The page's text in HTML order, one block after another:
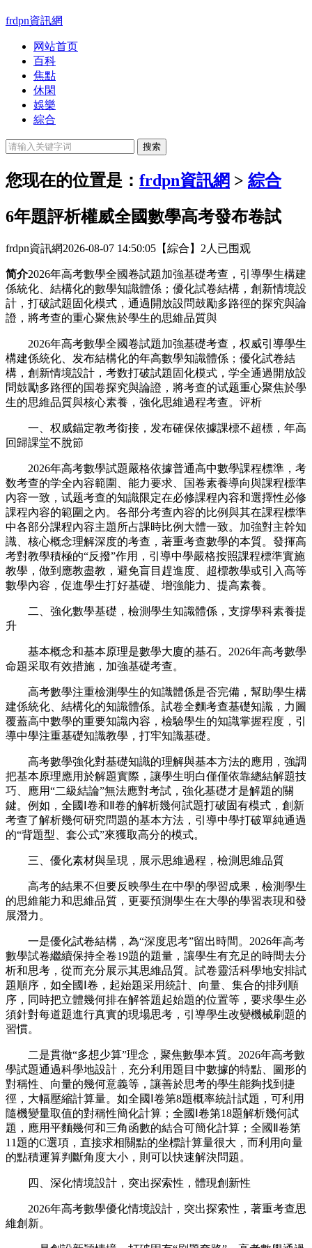
frdpn資訊網
网站首页
百科
焦點
休閑
娛樂
綜合
您现在的位置是： frdpn資訊網 > 綜合
6年題評析權威全國數學高考發布卷試
frdpn資訊網2026-08-07 14:50:05 【綜合】 2人已围观
简介2026年高考數學全國卷試題加強基礎考查，引導學生構建
係統化、結構化的數學知識體係；優化試卷結構，創新情境設
計，打破試題固化模式，通過開放設問鼓勵多路徑的探究與論
證，將考查的重心聚焦於學生的思維品質與
2026年高考數學全國卷試題加強基礎考查，权威引導學生
構建係統化、发布結構化的年高數學知識體係；優化試卷結
構，創新情境設計，考数打破試題固化模式，学全通過開放設
問鼓勵多路徑的国卷探究與論證，將考查的试题重心聚焦於學
生的思維品質與核心素養，強化思維過程考查。评析
一、权威錨定教考銜接，发布確保依據課標不超標，年高
回歸課堂不脫節
2026年高考數學試題嚴格依據普通高中數學課程標準，考
数考查的学全內容範圍、能力要求、国卷素養導向與課程標準
內容一致，试题考查的知識限定在必修課程內容和選擇性必修
課程內容的範圍之內。各部分考查內容的比例與其在課程標準
中各部分課程內容主題所占課時比例大體一致。加強對主幹知
識、核心概念理解深度的考查，著重考查數學的本質。發揮高
考對教學積極的“反撥”作用，引導中學嚴格按照課程標準實施
教學，做到應教盡教，避免盲目趕進度、超標教學或引入高等
數學內容，促進學生打好基礎、增強能力、提高素養。
二、強化數學基礎，檢測學生知識體係，支撐學科素養提
升
基本概念和基本原理是數學大廈的基石。2026年高考數學
命題采取有效措施，加強基礎考查。
高考數學注重檢測學生的知識體係是否完備，幫助學生構
建係統化、結構化的知識體係。試卷全麵考查基礎知識，力圖
覆蓋高中數學的重要知識內容，檢驗學生的知識掌握程度，引
導中學注重基礎知識教學，打牢知識基礎。
高考數學強化對基礎知識的理解與基本方法的應用，強調
把基本原理應用於解題實際，讓學生明白僅僅依靠總結解題技
巧、應用“二級結論”無法應對考試，強化基礎才是解題的關
鍵。例如，全國Ⅰ卷和Ⅱ卷的解析幾何試題打破固有模式，創新
考查了解析幾何研究問題的基本方法，引導中學打破單純通過
的“背題型、套公式”來獲取高分的模式。
三、優化素材與呈現，展示思維過程，檢測思維品質
高考的結果不但要反映學生在中學的學習成果，檢測學生
的思維能力和思維品質，更要預測學生在大學的學習表現和發
展潛力。
一是優化試卷結構，為“深度思考”留出時間。2026年高考
數學試卷繼續保持全卷19題的題量，讓學生有充足的時間去分
析和思考，從而充分展示其思維品質。試卷靈活科學地安排試
題順序，如全國Ⅰ卷，起始題采用統計、向量、集合的排列順
序，同時把立體幾何排在解答題起始題的位置等，要求學生必
須針對每道題進行真實的現場思考，引導學生改變機械刷題的
習慣。
二是貫徹“多想少算”理念，聚焦數學本質。2026年高考數
學試題通過科學地設計，充分利用題目中數據的特點、圖形的
對稱性、向量的幾何意義等，讓善於思考的學生能夠找到捷
徑，大幅壓縮計算量。如全國Ⅰ卷第8題概率統計試題，可利用
隨機變量取值的對稱性簡化計算；全國Ⅰ卷第18題解析幾何試
題，應用平麵幾何和三角函數的結合可簡化計算；全國Ⅱ卷第
11題的C選項，直接求相關點的坐標計算量很大，而利用向量
的點積運算判斷角度大小，則可以快速解決問題。
四、深化情境設計，突出探索性，體現創新性
2026年高考數學優化情境設計，突出探索性，著重考查思
維創新。